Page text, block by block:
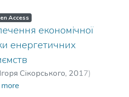
Access
економічної
енергетичних
Сікорського, 2017)
Михайлівна